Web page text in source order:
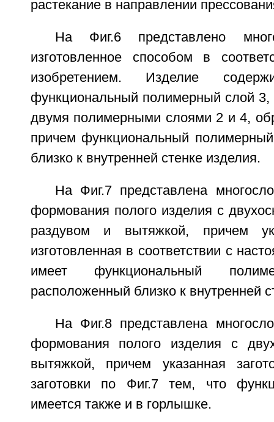
растекание в направлении
На Фиг.6 представлено
изготовленное способом в
изобретением. Изделие
функциональный полимерный слой
двумя полимерными слоями 2 и 4,
причем функциональный
близко к внутренней стенке изделия.
На Фиг.7 представлена
формования полого изделия с
раздувом и вытяжкой, причем
изготовленная в соответствии с
имеет функциональный
расположенный близко к внутренней
На Фиг.8 представлена
формования полого изделия с
вытяжкой, причем указанная
заготовки по Фиг.7 тем, что
имеется также и в горлышке.